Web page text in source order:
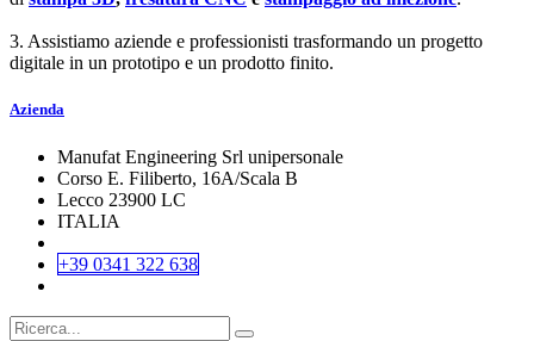
3. Assistiamo aziende e professionisti trasformando un progetto
digitale in un prototipo e un prodotto finito.
Azienda
Manufat Engineering Srl unipersonale
Corso E. Filiberto, 16A/Scala B
Lecco 23900 LC
ITALIA
+39 0341 322 638